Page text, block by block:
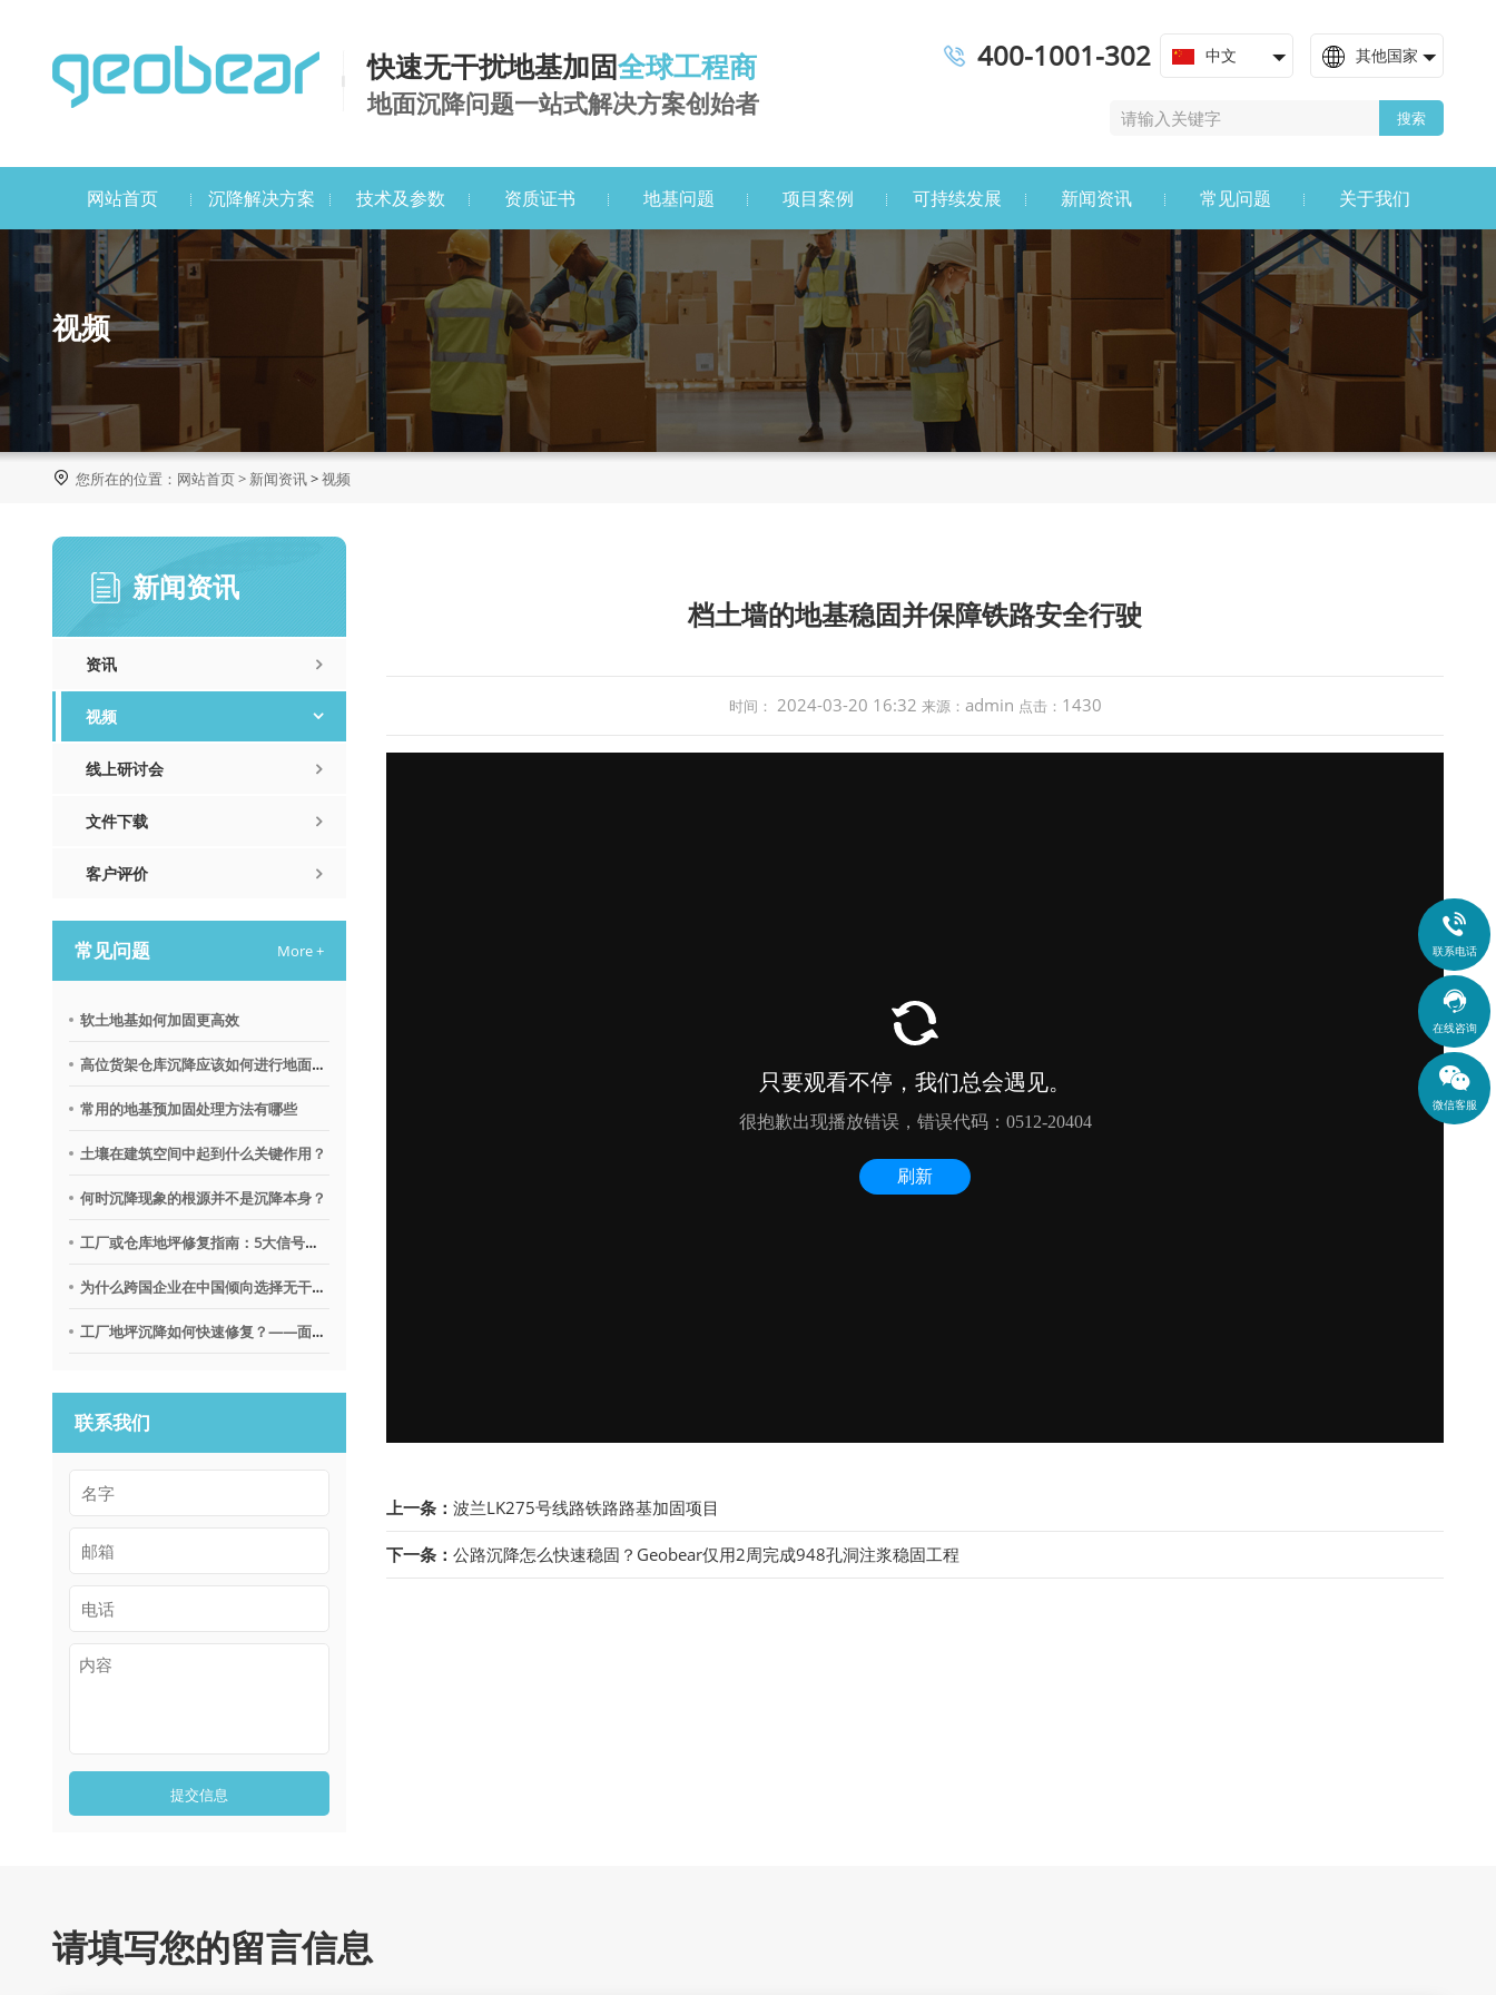
快速无干扰地基加固全球工程商
地面沉降问题一站式解决方案创始者
400-1001-302 中文 其他国家
搜索
网站首页 沉降解决方案 技术及参数 资质证书 地基问题 项目案例 可持续发展 新闻资讯 常见问题 关于我们
视频
 您所在的位置： 网站首页> 新闻资讯>视频
新闻资讯
资讯
视频
线上研讨会
文件下载
客户评价
常见问题 More +
软土地基如何加固更高效
高位货架仓库沉降应该如何进行地面调平？
常用的地基预加固处理方法有哪些
土壤在建筑空间中起到什么关键作用？
何时沉降现象的根源并不是沉降本身？
工厂或仓库地坪修复指南：5大信号提示需要地质聚合物技术
为什么跨国企业在中国倾向选择无干扰地基修复沉降技术？
工厂地坪沉降如何快速修复？——面向不停产环境的解决思路
联系我们
提交信息
档土墙的地基稳固并保障铁路安全行驶
时间： 2024-03-20 16:32 来源： admin 点击： 1430
上一条： 波兰LK275号线路铁路路基加固项目
下一条： 公路沉降怎么快速稳固？Geobear仅用2周完成948孔洞注浆稳固工程
请填写您的留言信息

联系电话

在线咨询
微信客服